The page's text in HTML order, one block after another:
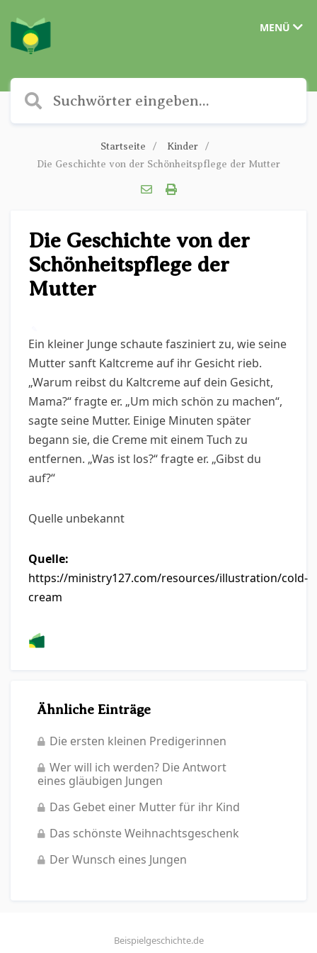
MENÜ
Startseite
Kinder
Die Geschichte von der Schönheitspflege der Mutter
Die Geschichte von der
Schönheitspflege der
Mutter
Ein kleiner Junge schaute fasziniert zu, wie seine
Mutter sanft Kaltcreme auf ihr Gesicht rieb.
„Warum reibst du Kaltcreme auf dein Gesicht,
Mama?“ fragte er. „Um mich schön zu machen“,
sagte seine Mutter. Einige Minuten später
begann sie, die Creme mit einem Tuch zu
entfernen. „Was ist los?“ fragte er. „Gibst du
auf?“
Quelle unbekannt
Quelle:
https://ministry127.com/resources/illustration/cold-
cream
Ähnliche Einträge
Die ersten kleinen Predigerinnen
Wer will ich werden? Die Antwort
eines gläubigen Jungen
Das Gebet einer Mutter für ihr Kind
Das schönste Weihnachtsgeschenk
Der Wunsch eines Jungen
Beispielgeschichte.de